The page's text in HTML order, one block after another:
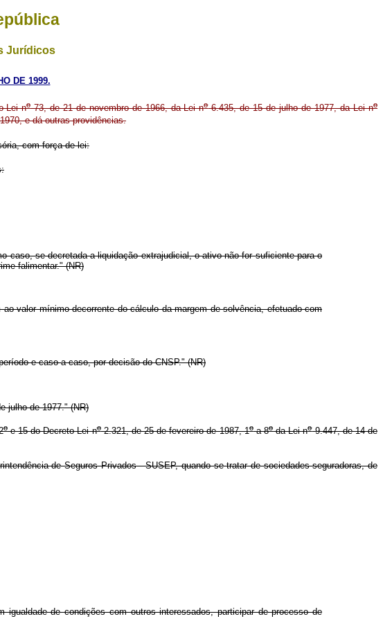
Jurídicos
DE 1999.
Lei no73, de 21 de novembro de 1966, da Lei no6.435, de 15 de julho de 1977, da Lei no
e dá outras providências.
com força de lei:
caso, se decretada a liquidação extrajudicial, o ativo não for suficiente para o
falimentar." (NR)
valor mínimo decorrente do cálculo da margem de solvência, efetuado com
e caso a caso, por decisão do CNSP." (NR)
julho de 1977." (NR)
oe 15 do Decreto-Lei no2.321, de 25 de fevereiro de 1987, 1oa 8oda Lei no9.447, de 14 de
de Seguros Privados - SUSEP, quando se tratar de sociedades seguradoras, de
de condições com outros interessados, participar de processo de